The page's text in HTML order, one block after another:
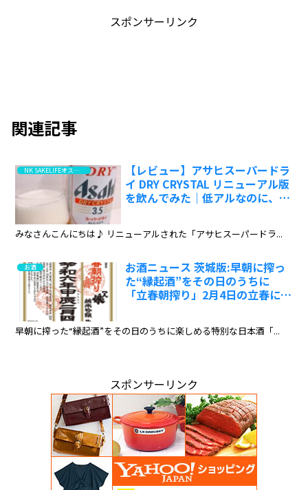
スポンサーリンク
関連記事
NK SAKELIFEオススメ！高評価はこちら
【レビュー】アサヒスーパードラ
イ DRY CRYSTAL リニューアル版
を飲んでみた｜低アルなのに、こ
みなさんこんにちは♪ リニューアルされた「アサヒスーパードラ...
お酒
お酒ニュース 茨城版:早朝に搾っ
た“縁起酒”をその日のうちに
「立春朝搾り」2月4日の立春に全
早朝に搾った“縁起酒”をその日のうちに楽しめる特別な日本酒「...
スポンサーリンク